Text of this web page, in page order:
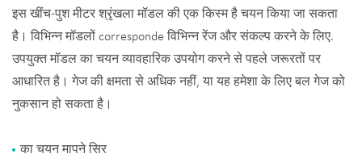
इस खींच-पुश मीटर श्रृंखला मॉडल की एक किस्म है चयन किया जा सकता
है। विभिन्न मॉडलों corresponde विभिन्न रेंज और संकल्प करने के लिए.
उपयुक्त मॉडल का चयन व्यावहारिक उपयोग करने से पहले जरूरतों पर
आधारित है। गेज की क्षमता से अधिक नहीं, या यह हमेशा के लिए बल गेज को
नुकसान हो सकता है।
का चयन मापने सिर